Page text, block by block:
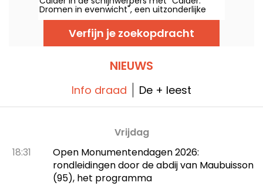
foto's
Dromen in evenwicht", een uitzonderlijke
retrospektieve expo van 15 april tot 16
augustus 2026 die bijna 300 werken bij elkaar
brengt: mobiles, stabiele werken, sculpturen
en beweegbare juwelen. In de
kunst niet langer bevroren ... ze vibreren,
wiegen en dromen in evenwicht.
Verfijn je zoekopdracht
NIEUWS
Info draad De + leest
Vrijdag
18:31
Open Monumentendagen 2026:
rondleidingen door de abdij van Maubuisson
(95), het programma